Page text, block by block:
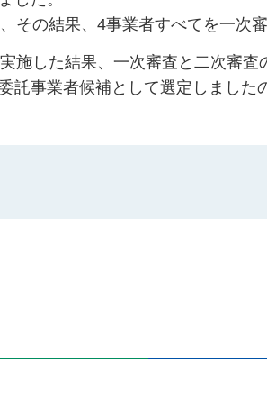
その結果、4事業者すべてを一次
施した結果、一次審査と二次審査
事業者候補として選定しました